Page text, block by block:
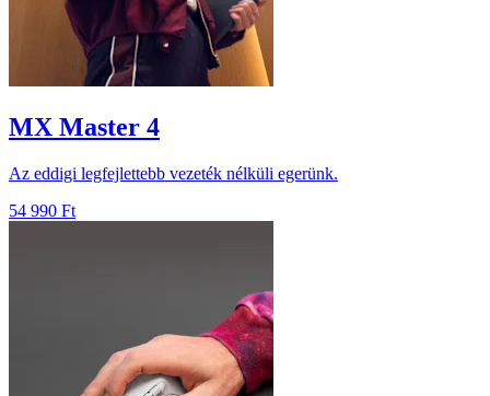
MX Master 4
Az eddigi legfejlettebb vezeték nélküli egerünk.
54 990 Ft